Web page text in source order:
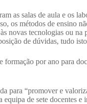
as salas de aula e os
os métodos de ensino
novas tecnologias ou
de dúvidas, tudo
formação por ano para
para “promover e
equipa de sete docentes e